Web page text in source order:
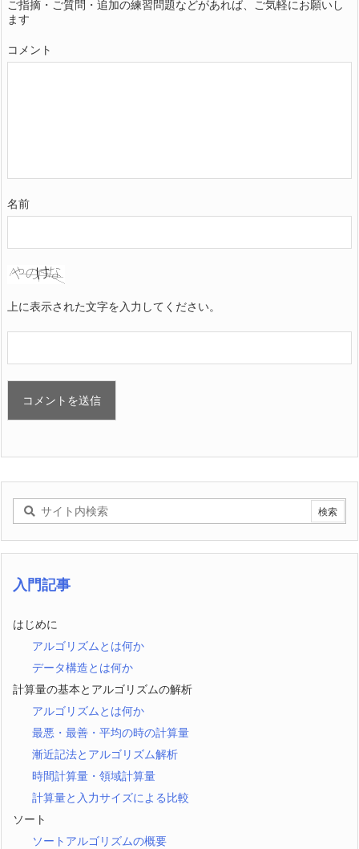
ご指摘・ご質問・追加の練習問題などがあれば、ご気軽にお願いし
ます
コメント
名前
上に表示された文字を入力してください。
入門記事
はじめに
アルゴリズムとは何か
データ構造とは何か
計算量の基本とアルゴリズムの解析
アルゴリズムとは何か
最悪・最善・平均の時の計算量
漸近記法とアルゴリズム解析
時間計算量・領域計算量
計算量と入力サイズによる比較
ソート
ソートアルゴリズムの概要